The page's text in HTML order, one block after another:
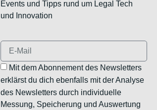
Events und Tipps rund um Legal Tech
und Innovation
Mit dem Abonnement des Newsletters
erklärst du dich ebenfalls mit der Analyse
des Newsletters durch individuelle
Messung, Speicherung und Auswertung